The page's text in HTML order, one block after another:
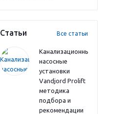
Статьи Все статьи
Канализационные
насосные
установки
Vandjord Prolift
методика
подбора и
рекомендации